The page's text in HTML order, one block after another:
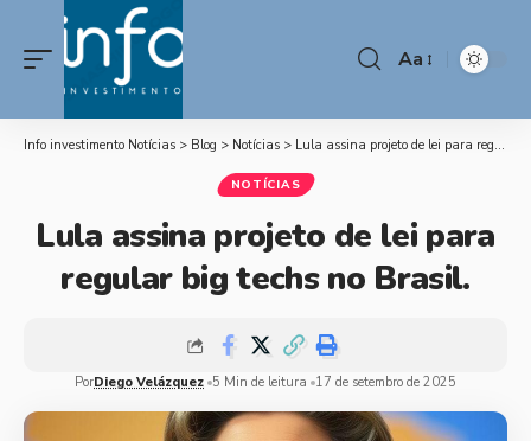
Aa
Info investimento Notícias > Blog > Notícias > Lula assina projeto de lei para regular big techs no Brasil.
NOTÍCIAS
Lula assina projeto de lei para
regular big techs no Brasil.
PorDiego Velázquez 5 Min de leitura 17 de setembro de 2025